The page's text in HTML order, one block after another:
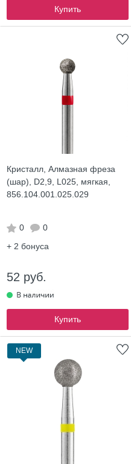
Купить
Кристалл, Алмазная фреза
(шар), D2,9, L025, мягкая,
856.104.001.025.029
0
0
+ 2 бонуса
52 руб.
Купить
NEW